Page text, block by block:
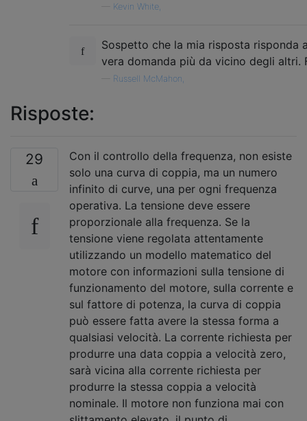
Kevin White,
Sospetto che la mia risposta risponda
vera domanda più da vicino degli altri.
Russell McMahon,
Risposte:
29
Con il controllo della frequenza, non esiste
solo una curva di coppia, ma un numero
infinito di curve, una per ogni frequenza
operativa. La tensione deve essere
proporzionale alla frequenza. Se la
tensione viene regolata attentamente
utilizzando un modello matematico del
motore con informazioni sulla tensione di
funzionamento del motore, sulla corrente e
sul fattore di potenza, la curva di coppia
può essere fatta avere la stessa forma a
qualsiasi velocità. La corrente richiesta per
produrre una data coppia a velocità zero,
sarà vicina alla corrente richiesta per
produrre la stessa coppia a velocità
nominale. Il motore non funziona mai con